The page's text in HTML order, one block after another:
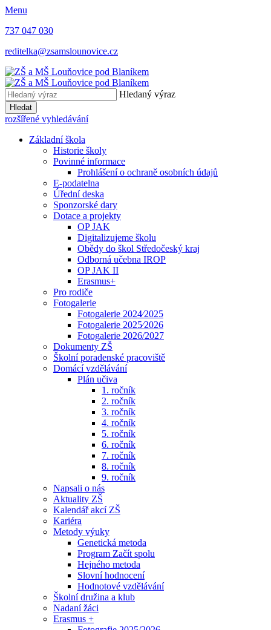
Menu
737 047 030
reditelka@zsamslounovice.cz
Hledaný výraz
Hledat
rozšířené vyhledávání
Základní škola
Historie školy
Povinné informace
Prohlášení o ochraně osobních údajů
E-podatelna
Úřední deska
Sponzorské dary
Dotace a projekty
OP JAK
Digitalizujeme školu
Obědy do škol Středočeský kraj
Odborná učebna IROP
OP JAK II
Erasmus+
Pro rodiče
Fotogalerie
Fotogalerie 2024⁄2025
Fotogalerie 2025⁄2026
Fotogalerie 2026/2027
Dokumenty ZŠ
Školní poradenské pracoviště
Domácí vzdělávání
Plán učiva
1. ročník
2. ročník
3. ročník
4. ročník
5. ročník
6. ročník
7. ročník
8. ročník
9. ročník
Napsali o nás
Aktuality ZŠ
Kalendář akcí ZŠ
Kariéra
Metody výuky
Genetická metoda
Program Začít spolu
Hejného metoda
Slovní hodnocení
Hodnotové vzdělávání
Školní družina a klub
Nadaní žáci
Erasmus +